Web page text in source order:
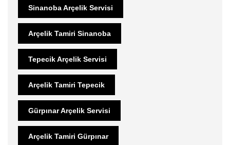
Sinanoba Arçelik Servisi
Arçelik Tamiri Sinanoba
Tepecik Arçelik Servisi
Arçelik Tamiri Tepecik
Gürpınar Arçelik Servisi
Arçelik Tamiri Gürpınar